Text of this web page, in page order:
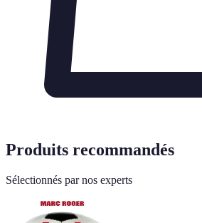
Produits recommandés
Sélectionnés par nos experts